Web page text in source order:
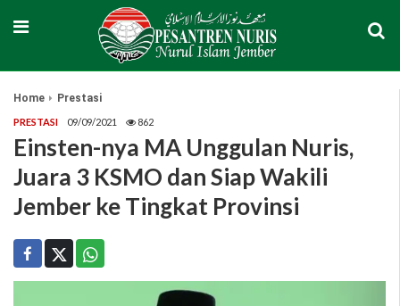
Home Prestasi
PRESTASI 09/09/2021 862
Einsten-nya MA Unggulan Nuris,
Juara 3 KSMO dan Siap Wakili
Jember ke Tingkat Provinsi